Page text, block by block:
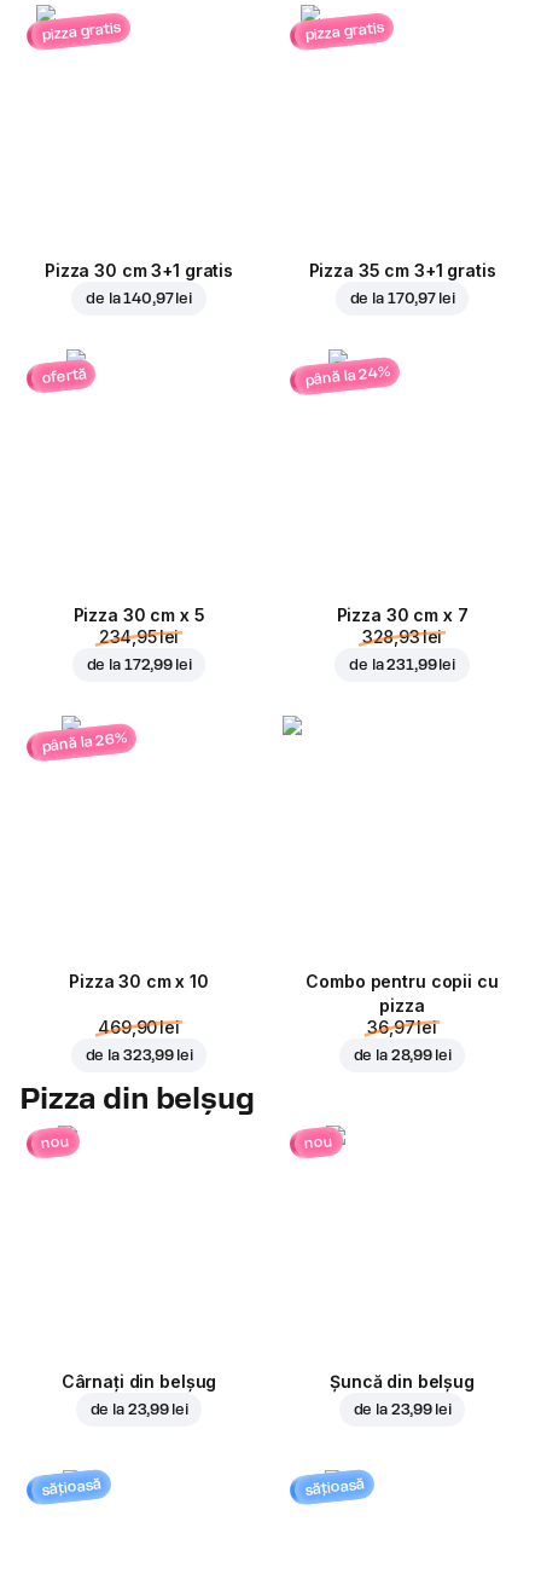
pizza gratis
Pizza 30 cm 3+1 gratis
de la140,97 lei
pizza gratis
Pizza 35 cm 3+1 gratis
de la 170,97 lei
ofertă
Pizza 30 cm x 5
234,95 lei
de la 172,99 lei
până la 24%
Pizza 30 cm x 7
328,93 lei
de la231,99 lei
până la 26%
Pizza 30 cm x 10
469,90 lei
de la 323,99 lei
Combo pentru copii cu
pizza
36,97 lei
de la 28,99 lei
Pizza din belșug
nou
Cârnați din belșug
de la 23,99 lei
nou
Șuncă din belșug
de la 23,99 lei
sățioasă sățioasă